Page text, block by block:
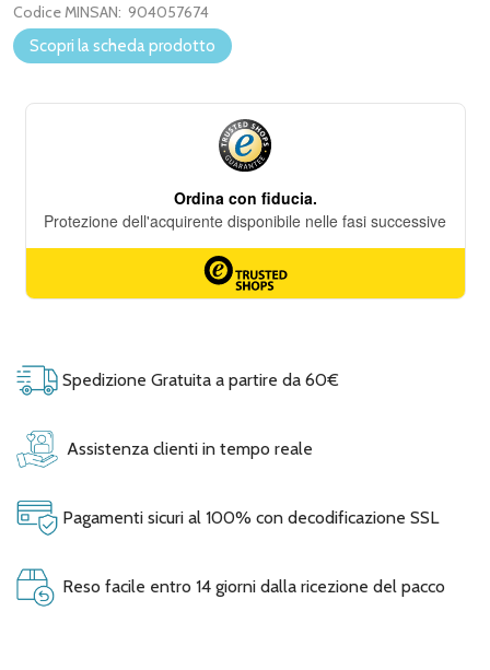
Codice MINSAN: 904057674
Scopri la scheda prodotto
Spedizione Gratuita a partire da 60€
Assistenza clienti in tempo reale
Pagamenti sicuri al 100% con decodificazione SSL
Reso facile entro 14 giorni dalla ricezione del pacco